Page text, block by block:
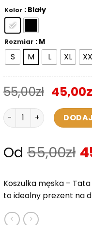
Kolor : Biały
Rozmiar : M
S M L XL
55,00zł 45,00
ilość Koszulka Męska -
Od 55,00zł
Koszulka męska –
to idealny prezent na